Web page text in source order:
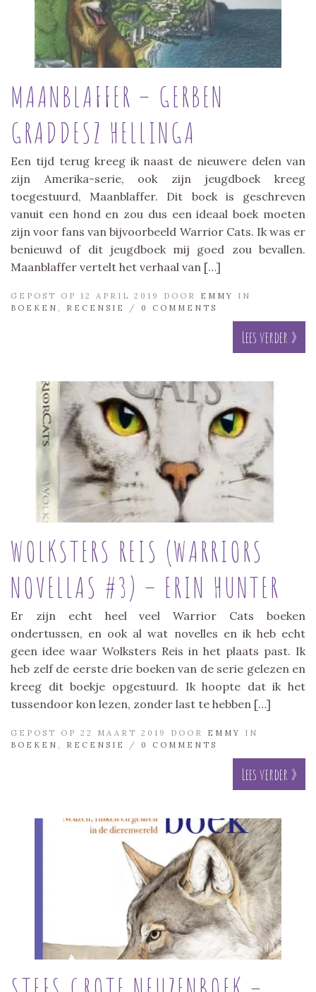
MAANBLAFFER – GERBEN
GRADDESZ HELLINGA
Een tijd terug kreeg ik naast de nieuwere delen van
zijn Amerika-serie, ook zijn jeugdboek kreeg
toegestuurd, Maanblaffer. Dit boek is geschreven
vanuit een hond en zou dus een ideaal boek moeten
zijn voor fans van bijvoorbeeld Warrior Cats. Ik was er
benieuwd of dit jeugdboek mij goed zou bevallen.
Maanblaffer vertelt het verhaal van […]
GEPOST OP 12 APRIL 2019 DOOR EMMY
IN
BOEKEN
RECENSIE / 0 COMMENTS
Lees verder »
WOLKSTERS REIS (WARRIORS
NOVELLAS #3) – ERIN HUNTER
Er zijn echt heel veel Warrior Cats boeken
ondertussen, en ook al wat novelles en ik heb echt
geen idee waar Wolksters Reis in het plaats past. Ik
heb zelf de eerste drie boeken van de serie gelezen en
kreeg dit boekje opgestuurd. Ik hoopte dat ik het
tussendoor kon lezen, zonder last te hebben […]
GEPOST OP 22 MAART 2019 DOOR EMMY
IN
BOEKEN
RECENSIE / 0 COMMENTS
Lees verder »